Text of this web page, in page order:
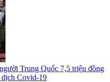
Trung Quốc 7,5 triệu đồng
Covid-19